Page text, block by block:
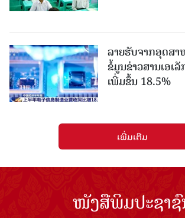
ລາຍ​ຮັບ​ຈາກ​ອຸດ​ສ
ຂໍ້ມູນຂ່າວສານ​ເອ​ເ
ເພີ່ມຂຶ້ນ 18.5%
ເພີ່ມເຕີມ
ໜັງສືພິມປະຊາ